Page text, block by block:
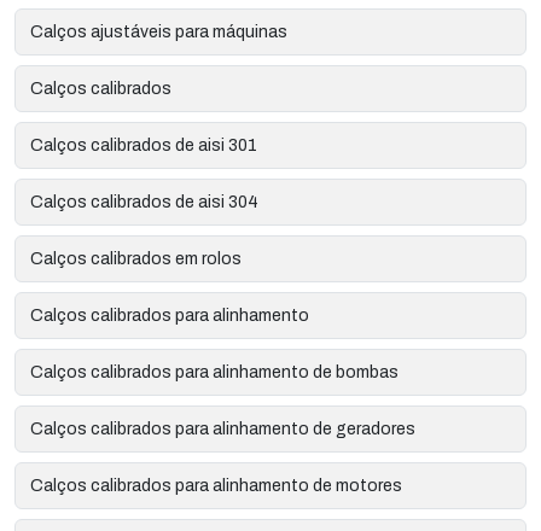
Calços ajustáveis para máquinas
Calços calibrados
Calços calibrados de aisi 301
Calços calibrados de aisi 304
Calços calibrados em rolos
Calços calibrados para alinhamento
Calços calibrados para alinhamento de bombas
Calços calibrados para alinhamento de geradores
Calços calibrados para alinhamento de motores